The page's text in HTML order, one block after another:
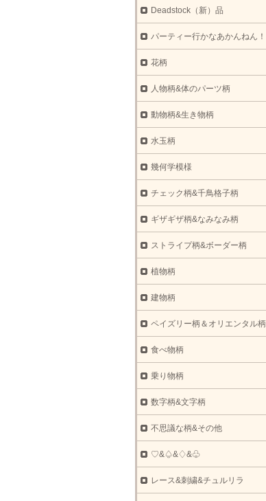
Deadstock（新）品
パーティー行かなあかんねん！
花柄
人物柄&体のパーツ柄
動物柄&生き物柄
水玉柄
幾何学模様
チェック柄&千鳥格子柄
ギザギザ柄&なみなみ柄
ストライプ柄&ボーダー柄
植物柄
建物柄
ペイズリー柄＆オリエンタル柄
食べ物柄
乗り物柄
数字柄&文字柄
不思議な柄&その他
♡&♤&♢&♧
レース&刺繍&チュルリラ